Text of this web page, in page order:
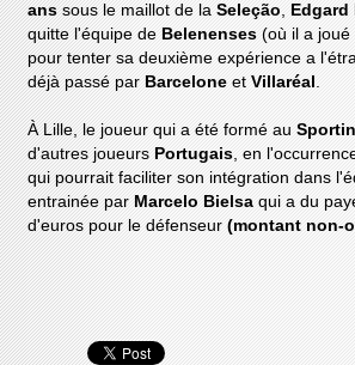
anssous le maillot de laSeleção, Edgard
quitte l'équipe de Belenenses(où il a joué
pour tenter sa deuxième expérience a
déjà passé par BarceloneetVillaréal .
À Lille, le joueur qui a été formé au
d'autres joueurs Portugais, en
qui pourrait faciliter son intégration dans
entrainée par Marcelo Bielsaqui a du
d'euros pour le défenseur (montant non-